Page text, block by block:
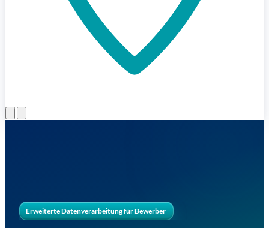
Erweiterte Datenverarbeitung für Bewerber